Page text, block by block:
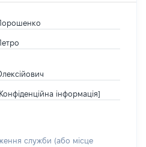
інформація]
служби (або місце